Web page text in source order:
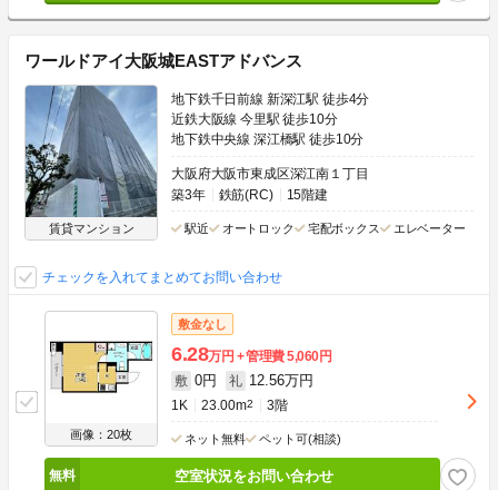
ワールドアイ大阪城EASTアドバンス
賃貸マンション
地下鉄千日前線 新深江駅 徒歩4分
近鉄大阪線 今里駅 徒歩10分
地下鉄中央線 深江橋駅 徒歩10分
大阪府大阪市東成区深江南１丁目
築3年
鉄筋(RC) 15階建
駅近 オートロック 宅配ボックス エレベーター
チェックを入れてまとめてお問い合わせ
画像：20枚
敷金なし
6.28万円 管理費5,060円
敷 0円 礼 12.56万円
1K 23.00m2 3階
ネット無料 ペット可(相談)
空室状況をお問い合わせ